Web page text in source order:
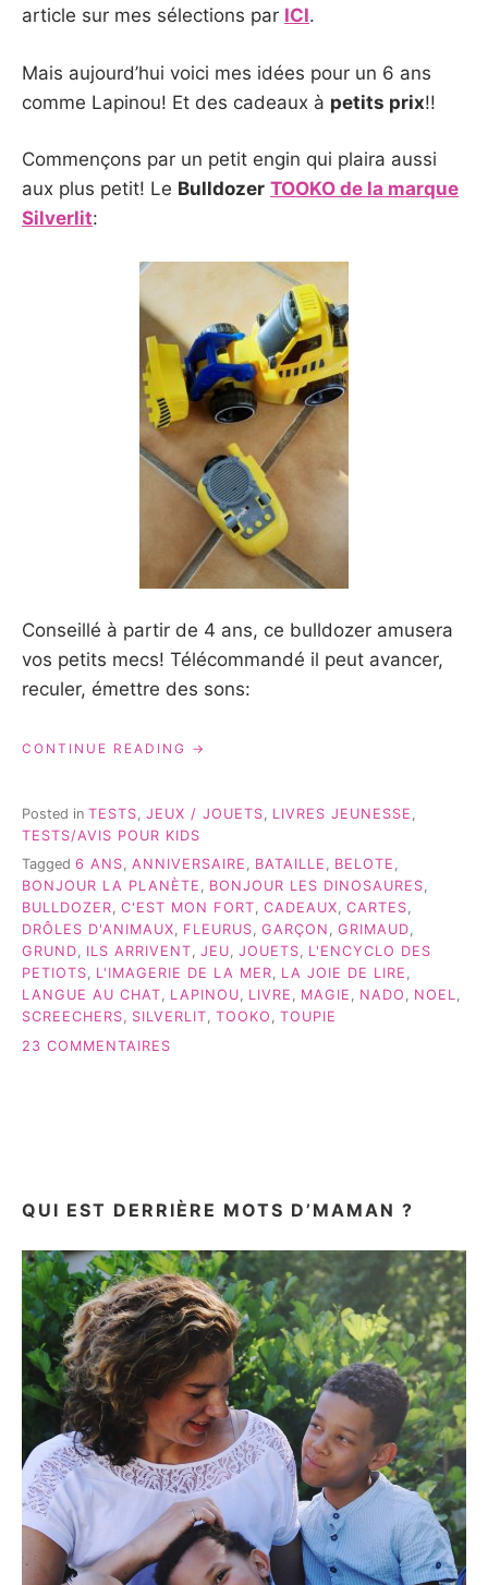
article sur mes sélections par ICI.
Mais aujourd’hui voici mes idées pour un 6 ans
comme Lapinou! Et des cadeaux à petits prix!!
Commençons par un petit engin qui plaira aussi
aux plus petit! Le Bulldozer TOOKO de la marque
Silverlit:
Conseillé à partir de 4 ans, ce bulldozer amusera
vos petits mecs! Télécommandé il peut avancer,
reculer, émettre des sons:
CONTINUE READING « DES
CADEAUX
POUR
GARÇON
DE
6
ANS! »
Posted in TESTS JEUX / JOUETS LIVRES JEUNESSE
TESTS/AVIS POUR KIDS
Tagged 6 ANS, ANNIVERSAIRE , BATAILLE , BELOTE ,
BONJOUR LA PLANÈTE , BONJOUR LES DINOSAURES,
BULLDOZER, C'EST MON FORT, CADEAUX, CARTES,
DRÔLES D'ANIMAUX, FLEURUS, GARÇON , GRIMAUD,
GRUND, ILS ARRIVENT, JEU, JOUETS, L'ENCYCLO DES
PETIOTS, L'IMAGERIE DE LA MER, LA JOIE DE LIRE ,
LANGUE AU CHAT, LAPINOU, LIVRE , MAGIE , NADO , NOEL,
SCREECHERS, SILVERLIT, TOOKO , TOUPIE
23 COMMENTAIRES
GARÇON
DE
ANS!
QUI EST DERRIÈRE MOTS D’MAMAN ?